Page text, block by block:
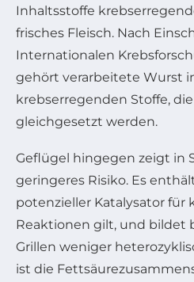
Inhaltsstoffe
frisches Fleisch. Nach
Internationalen
gehört verarbeitete Wurst
krebserregenden Stoffe,
gleichgesetzt werden.
Geflügel hingegen zeigt in
geringeres Risiko. Es
potenzieller Katalysator für
Reaktionen gilt, und bildet
Grillen weniger
ist die